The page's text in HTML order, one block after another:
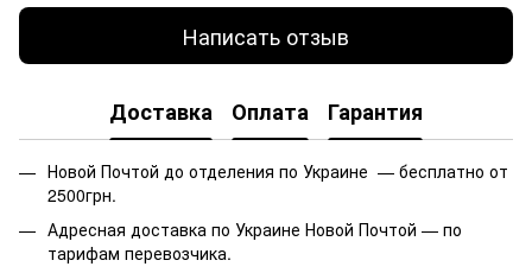
Написать отзыв
Доставка Оплата Гарантия
Новой Почтой до отделения по Украине — бесплатно от
2500грн.
Адресная доставка по Украине Новой Почтой — по
тарифам перевозчика.